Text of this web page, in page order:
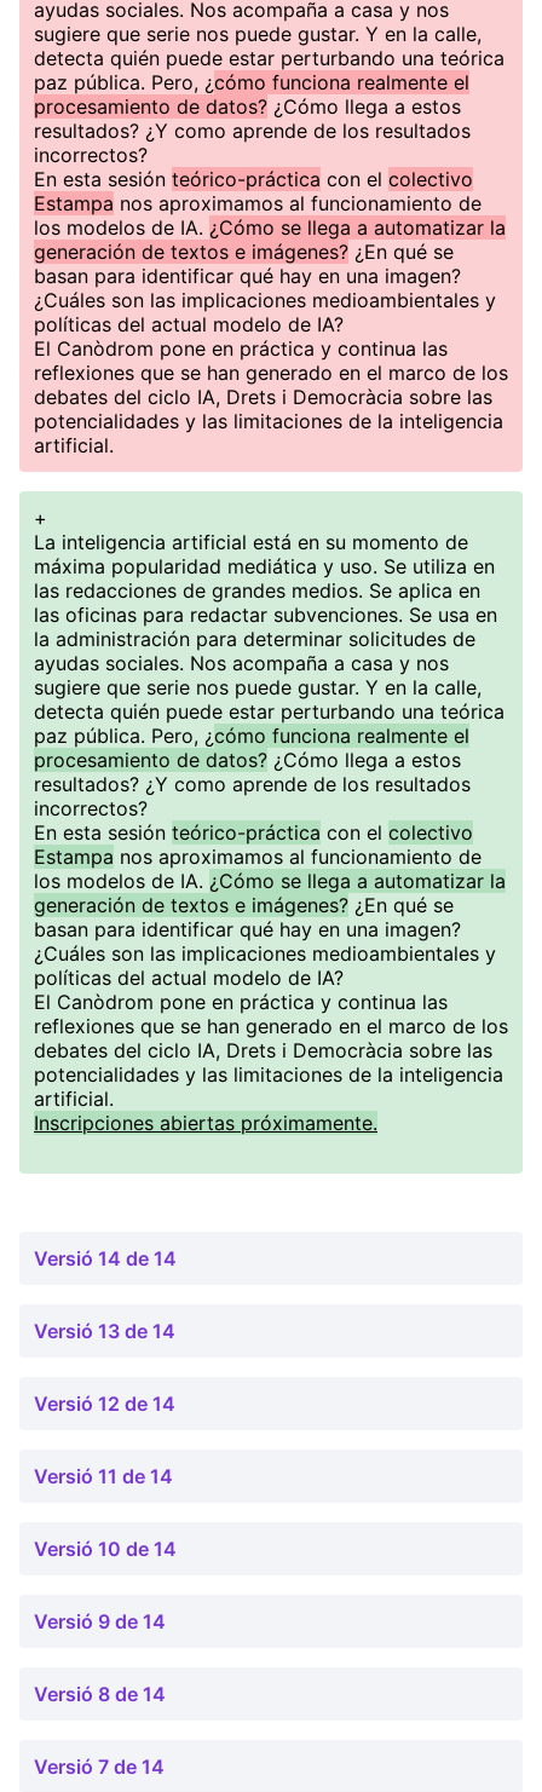
ayudas sociales. Nos acompaña a casa y nos
sugiere que serie nos puede gustar. Y en la calle,
detecta quién puede estar perturbando una teórica
paz pública. Pero, ¿cómo funciona realmente el
procesamiento de datos? ¿Cómo llega a estos
resultados? ¿Y como aprende de los resultados
incorrectos?
En esta sesión teórico-práctica con el colectivo
Estampa nos aproximamos al funcionamiento de
los modelos de IA. ¿Cómo se llega a automatizar la
generación de textos e imágenes? ¿En qué se
basan para identificar qué hay en una imagen?
¿Cuáles son las implicaciones medioambientales y
políticas del actual modelo de IA?
El Canòdrom pone en práctica y continua las
reflexiones que se han generado en el marco de los
debates del ciclo IA, Drets i Democràcia sobre las
potencialidades y las limitaciones de la inteligencia
artificial.
+
La inteligencia artificial está en su momento de
máxima popularidad mediática y uso. Se utiliza en
las redacciones de grandes medios. Se aplica en
las oficinas para redactar subvenciones. Se usa en
la administración para determinar solicitudes de
ayudas sociales. Nos acompaña a casa y nos
sugiere que serie nos puede gustar. Y en la calle,
detecta quién puede estar perturbando una teórica
paz pública. Pero, ¿cómo funciona realmente el
procesamiento de datos? ¿Cómo llega a estos
resultados? ¿Y como aprende de los resultados
incorrectos?
En esta sesión teórico-práctica con el colectivo
Estampa nos aproximamos al funcionamiento de
los modelos de IA. ¿Cómo se llega a automatizar la
generación de textos e imágenes? ¿En qué se
basan para identificar qué hay en una imagen?
¿Cuáles son las implicaciones medioambientales y
políticas del actual modelo de IA?
El Canòdrom pone en práctica y continua las
reflexiones que se han generado en el marco de los
debates del ciclo IA, Drets i Democràcia sobre las
potencialidades y las limitaciones de la inteligencia
artificial.
Inscripciones abiertas próximamente.
Versió 14 de 14
Versió 13 de 14
Versió 12 de 14
Versió 11 de 14
Versió 10 de 14
Versió 9 de 14
Versió 8 de 14
Versió 7 de 14